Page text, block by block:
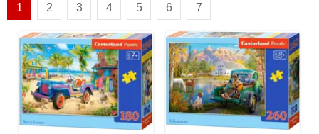
1 2 3 4 5 6 7